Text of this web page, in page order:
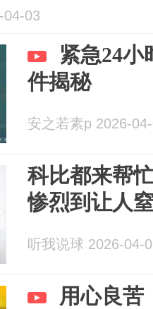
04-03
紧急24小
件揭秘
安之若素p 2026-
科比都来帮
惨烈到让人
听我说球 2026-04-
用心良苦